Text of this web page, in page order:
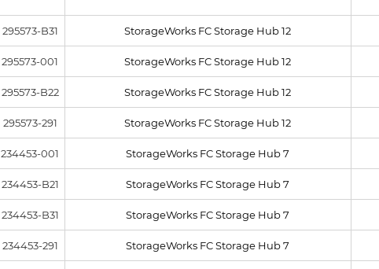
295573-B31 StorageWorks FC Storage Hub 12
295573-001 StorageWorks FC Storage Hub 12
295573-B22 StorageWorks FC Storage Hub 12
295573-291 StorageWorks FC Storage Hub 12
234453-001 StorageWorks FC Storage Hub 7
234453-B21 StorageWorks FC Storage Hub 7
234453-B31 StorageWorks FC Storage Hub 7
234453-291 StorageWorks FC Storage Hub 7